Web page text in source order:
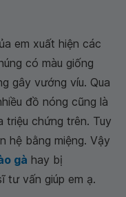
em xuất hiện các
có màu giống
gây vướng víu. Qua
đồ nóng cũng là
triệu chứng trên. Tuy
hệ bằng miệng. Vậy
gà hay bị
tư vấn giúp em ạ.